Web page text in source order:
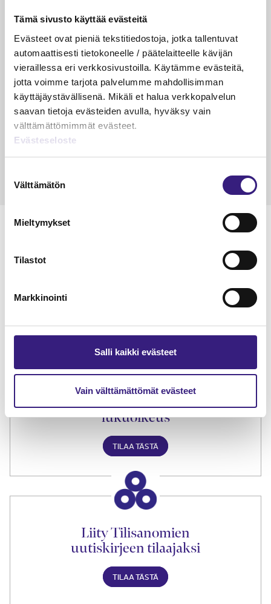
Tämä sivusto käyttää evästeitä
Evästeet ovat pieniä tekstitiedostoja, jotka tallentuvat
automaattisesti tietokoneelle / päätelaitteelle kävijän
vieraillessa eri verkkosivustoilla. Käytämme evästeitä,
jotta voimme tarjota palvelumme mahdollisimman
käyttäjäystävällisenä. Mikäli et halua verkkopalvelun
saavan tietoja evästeiden avulla, hyväksy vain
välttämättömimmät evästeet.
Evästeseloste
valinta
Välttämätön
Mieltymykset
Tilastot
Markkinointi
Salli kaikki evästeet
Vain välttämättömät evästeet
Luetuimmat
VEROTUS
Kulu­veloitukset arvon­lisä­
verotuksessa – omien kulujen
veloitus, kulujen edelleen­
veloitus ja läpi­laskutus
15.5.2023 10 min
Tilaa Tilisanomien
lukuoikeus
TILAA TÄSTÄ
Liity Tilisanomien
uutiskirjeen tilaajaksi
TILAA TÄSTÄ